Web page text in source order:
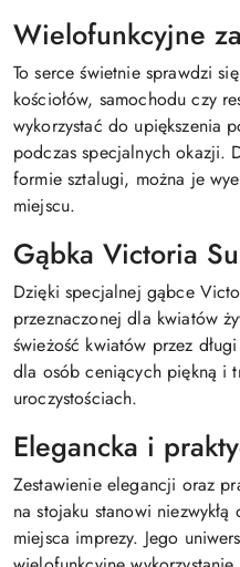
Wielofunkcyjne
To serce świetnie sprawdzi
kościołów, samochodu czy
wykorzystać do upiększenia
podczas specjalnych okazji.
formie sztalugi, można je
miejscu.
Gąbka Victoria
Dzięki specjalnej gąbce
przeznaczonej dla kwiatów
świeżość kwiatów przez
dla osób ceniących piękną i
uroczystościach.
Elegancka i
Zestawienie elegancji oraz
na stojaku stanowi
miejsca imprezy. Jego